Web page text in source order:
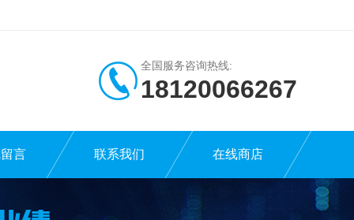
全国服务咨询热线:
18120066267
言 联系我们 在线商店